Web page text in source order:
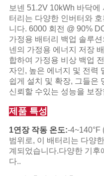
인
정
보
보
호
정
책
보넨 51.2V 10kWh 바닥에
터리는 다양한 인버터와
니다. 6000 회전 @ 90%
가정용 배터리 백업 솔루
넨의 가정용 에너지 저장
합하여 가정용 비상 백업
자인, 높은 에너지 및 전력
쉽게 설치 및 확장, 그들은
신뢰할 수있는 성능을 보
제품 특성
1연장 작동 온도:-4~140°F
범위로, 이 배터리는 다양
계되었습니다.다양한 기후
다..